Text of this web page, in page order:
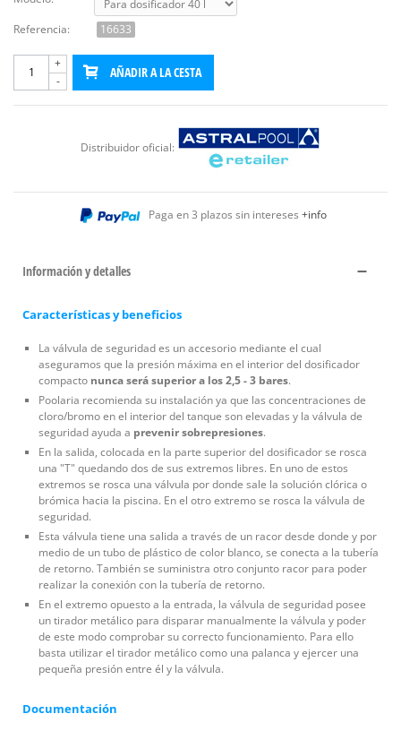
Referencia:
16633
-
+
AÑADIR A LA CESTA
Distribuidor oficial:
Paga en 3 plazos sin intereses +info
Información y detalles
Características y beneficios
La válvula de seguridad es un accesorio mediante el cual
aseguramos que la presión máxima en el interior del dosificador
compacto nunca será superior a los 2,5 - 3 bares.
Poolaria recomienda su instalación ya que las concentraciones de
cloro/bromo en el interior del tanque son elevadas y la válvula de
seguridad ayuda a prevenir sobrepresiones.
En la salida, colocada en la parte superior del dosificador se rosca
una "T" quedando dos de sus extremos libres. En uno de estos
extremos se rosca una válvula por donde sale la solución clórica o
brómica hacia la piscina. En el otro extremo se rosca la válvula de
seguridad.
Esta válvula tiene una salida a través de un racor desde donde y por
medio de un tubo de plástico de color blanco, se conecta a la tubería
de retorno. También se suministra otro conjunto racor para poder
realizar la conexión con la tubería de retorno.
En el extremo opuesto a la entrada, la válvula de seguridad posee
un tirador metálico para disparar manualmente la válvula y poder
de este modo comprobar su correcto funcionamiento. Para ello
basta utilizar el tirador metálico como una palanca y ejercer una
pequeña presión entre él y la válvula.
Documentación